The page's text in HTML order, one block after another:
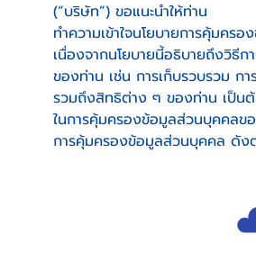
(“บริษัท”) ขอแนะนำให้ท่าน
ทำความเข้าใจนโยบายการคุ้มค
เนื่องจากนโยบายนี้อธิบายถึงวิ
ของท่าน เช่น การเก็บรวบรวม กา
รวมถึงสิทธิต่าง ๆ ของท่าน เป็น
ในการคุ้มครองข้อมูลส่วนบุคคลข
การคุ้มครองข้อมูลส่วนบุคคล ดัง